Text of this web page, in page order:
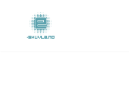
content